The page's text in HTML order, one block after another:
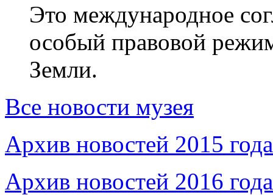
Это международное
особый правовой
Земли.
Все новости музея
Архив новостей 2015 года
Архив новостей 2016 года